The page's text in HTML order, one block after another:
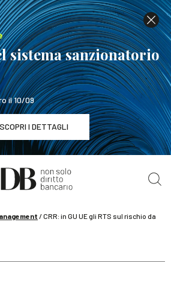
sistema sanzionatorio
il 10/09
SCOPRI I DETTAGLI
/ 1° Ottobre
sanzionatorio del TUF
/CRR: in GU UE gli RTS sul rischio da